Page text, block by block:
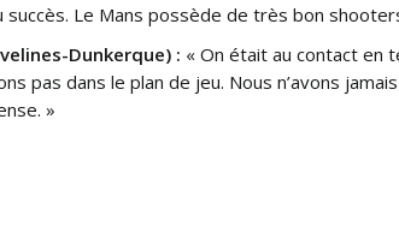
succès. Le Mans possède de très bon
Dunkerque) : « On était au contact en
pas dans le plan de jeu. Nous n’avons
»